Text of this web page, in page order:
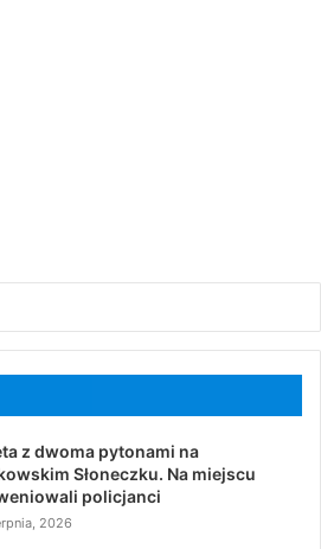
z dwoma pytonami na
Słoneczku. Na miejscu
policjanci
2026